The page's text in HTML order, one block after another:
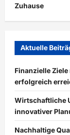
Zuhause
Aktuelle
Finanzielle
erfolgreich
Wirtschaftliche
innovativer
Nachhaltige